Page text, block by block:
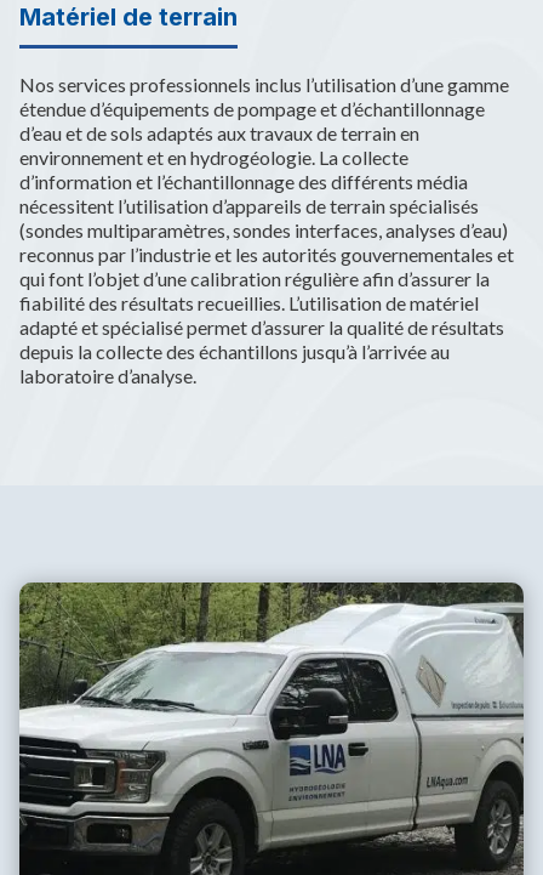
Matériel de terrain
Nos services professionnels inclus l’utilisation d’une gamme
étendue d’équipements de pompage et d’échantillonnage
d’eau et de sols adaptés aux travaux de terrain en
environnement et en hydrogéologie. La collecte
d’information et l’échantillonnage des différents média
nécessitent l’utilisation d’appareils de terrain spécialisés
(sondes multiparamètres, sondes interfaces, analyses d’eau)
reconnus par l’industrie et les autorités gouvernementales et
qui font l’objet d’une calibration régulière afin d’assurer la
fiabilité des résultats recueillies. L’utilisation de matériel
adapté et spécialisé permet d’assurer la qualité de résultats
depuis la collecte des échantillons jusqu’à l’arrivée au
laboratoire d’analyse.